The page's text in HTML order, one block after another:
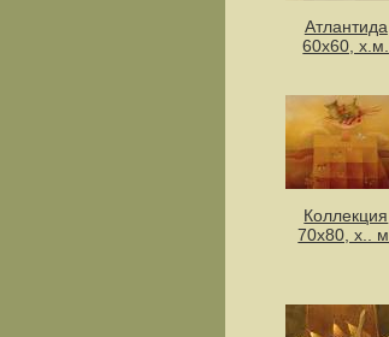
Атлантида
60х60, х.м.
Коллекция
70х80, х.. м.